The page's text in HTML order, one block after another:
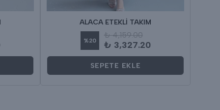
ALACA ETEKLİ TAKIM
%20
₺ 4,159.00
₺ 3,327.20
SEPETE EKLE